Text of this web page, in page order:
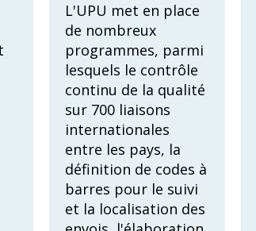
L'UPU met en place
de nombreux
programmes, parmi
lesquels le contrôle
continu de la qualité
sur 700 liaisons
internationales
entre les pays, la
définition de codes à
barres pour le suivi
et la localisation des